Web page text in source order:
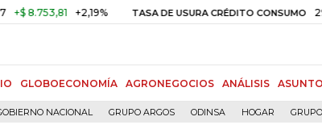
+2,19% TASA DE USURA CRÉDITO CONSUMO 29,66%
GLOBOECONOMÍA AGRONEGOCIOS ANÁLISIS
NACIONAL GRUPO ARGOS ODINSA HOGAR
de Abelardo De La Espriella